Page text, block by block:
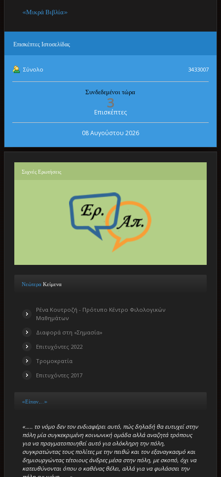
«Μικρά Βιβλία»
Επισκέπτες Ιστοσελίδας
Σύνολο 3433007
Συνδεδεμένοι τώρα
3
Επισκέπτες
08 Αυγούστου 2026
Συχνές Ερωτήσεις
Νεώτερα Κείμενα
Ρένα Κουτροζή - Πρότυπο Κέντρο Φιλολογικών
Μαθημάτων
Διαφορά στη «Σημασία»
Επιτυχόντες 2022
Τρομοκρατία
Επιτυχόντες 2017
«Είπαν…..»
«….. το νόμο δεν τον ενδιαφέρει αυτό, πώς δηλαδή θα ευτυχεί στην
πόλη μία συγκεκριμένη κοινωνική ομάδα αλλά αναζητά τρόπους
για να πραγματοποιηθεί αυτό για ολόκληρη την πόλη,
συγκρατώντας τους πολίτες με την πειθώ και τον εξαναγκασμό και
δημιουργώντας τέτοιους άνδρες μέσα στην πόλη, με σκοπό, όχι να
κατευθύνονται όπου ο καθένας θέλει, αλλά για να φυλάσσει την